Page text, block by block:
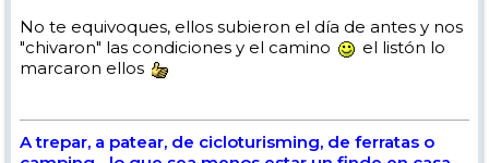
No te equivoques, ellos subieron el día de antes y nos
"chivaron" las condiciones y el camino
el listón lo
marcaron ellos
A trepar, a patear, de cicloturisming, de ferratas o